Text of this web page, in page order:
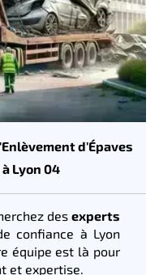
d'Épaves
Lyon 04
des experts
confiance à Lyon
équipe est là pour
et expertise.